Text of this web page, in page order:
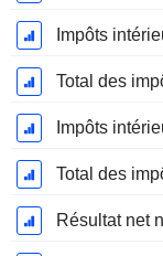
Impôts
Total des
Impôts
Total des
Résultat net